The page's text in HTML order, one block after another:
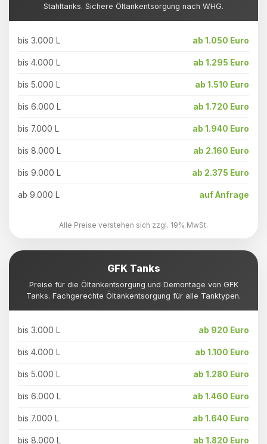
Stahltanks. Sichere Öltankentsorgung nach WHG.
bis 3.000 L ab 1.050 Euro
bis 4.000 L ab 1.295 Euro
bis 5.000 L ab 1.510 Euro
bis 6.000 L ab 1.720 Euro
bis 7.000 L ab 1.940 Euro
bis 8.000 L ab 2.160 Euro
bis 9.000 L ab 2.375 Euro
ab 9.000 L auf Anfrage
Alle Preise verstehen sich zzgl. 19% MwSt.
GFK Tanks
Preise für die Öltankentsorgung und Demontage von GFK
Tanks. Fachgerechte Öltankentsorgung für alle Tanktypen.
bis 3.000 L ab 920 Euro
bis 4.000 L ab 1.100 Euro
bis 5.000 L ab 1.280 Euro
bis 6.000 L ab 1.460 Euro
bis 7.000 L ab 1.640 Euro
bis 8.000 L ab 1.820 Euro